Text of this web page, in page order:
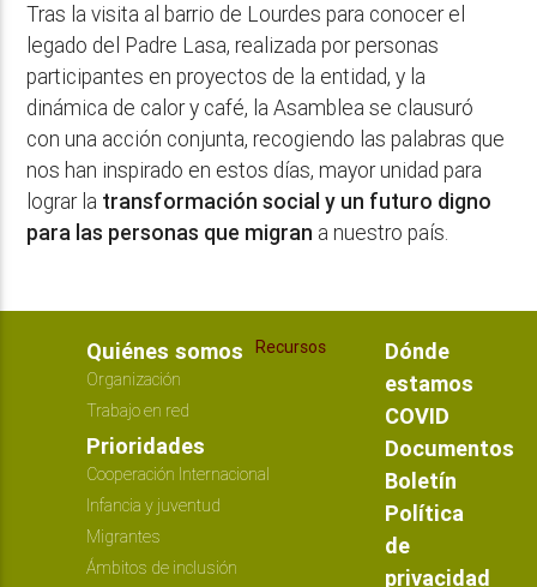
Tras la visita al barrio de Lourdes para conocer el
legado del Padre Lasa, realizada por personas
participantes en proyectos de la entidad, y la
dinámica de calor y café, la Asamblea se clausuró
con una acción conjunta, recogiendo las palabras que
nos han inspirado en estos días, mayor unidad para
lograr la transformación social y un futuro digno
para las personas que migran a nuestro país.
Quiénes somos
Organización
Trabajo en red
Recursos
Prioridades
Cooperación Internacional
Infancia y juventud
Migrantes
Ámbitos de inclusión
Dónde
estamos
COVID
Documentos
Boletín
Política
de
privacidad